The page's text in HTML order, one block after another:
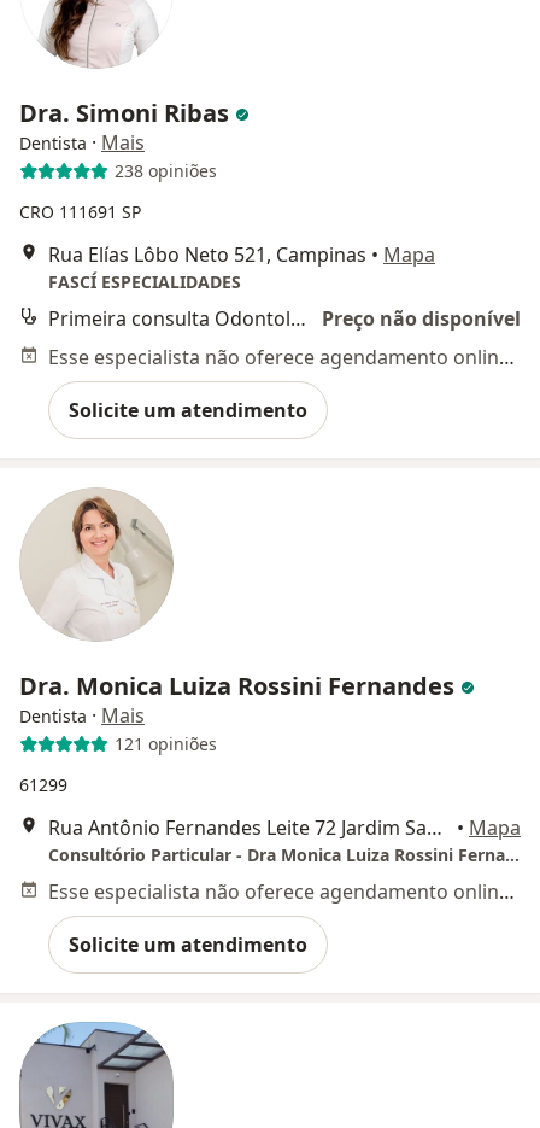
Dra. Simoni Ribas
Dentista · Mais
238 opiniões
CRO 111691 SP
Rua Elías Lôbo Neto 521, Campinas • Mapa
FASCÍ ESPECIALIDADES
Primeira consulta Odontológica
Preço não disponível
Esse especialista não oferece agendamento online para esse endereço.
Solicite um atendimento
Dra. Monica Luiza Rossini Fernandes
Dentista · Mais
121 opiniões
61299
Rua Antônio Fernandes Leite 72 Jardim Santa Izabel, Hortolândia • Mapa
Consultório Particular - Dra Monica Luiza Rossini Fernandes
Esse especialista não oferece agendamento online para esse endereço.
Solicite um atendimento